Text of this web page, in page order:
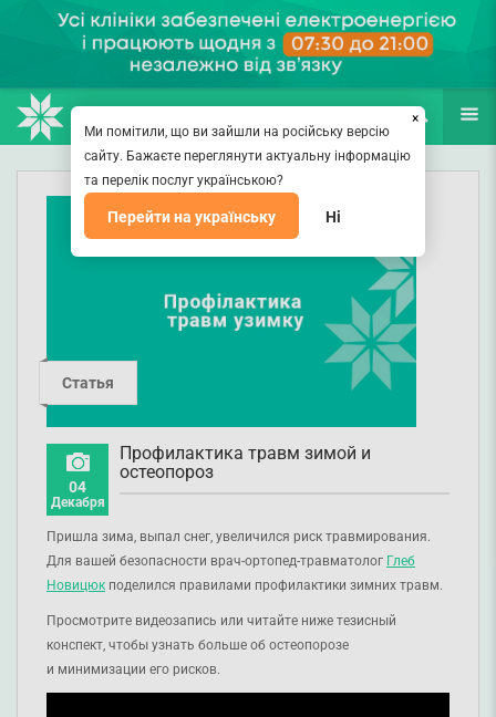
(067) 127-03-03
ПОИСК ЕЩЁ
Статья
04
Декабря
Профилактика травм зимой и
остеопороз
Пришла зима, выпал снег, увеличился риск травмирования.
Для вашей безопасности врач-ортопед-травматолог Глеб
Новицюк поделился правилами профилактики зимних травм.
Просмотрите видеозапись или читайте ниже тезисный
конспект, чтобы узнать больше об остеопорозе
и минимизации его рисков.
×
Ми помітили, що ви зайшли на російську версію
сайту. Бажаєте переглянути актуальну інформацію
та перелік послуг українською?
Перейти на українську Ні